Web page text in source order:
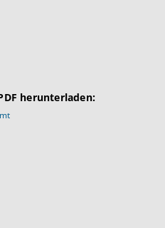
herunterladen: